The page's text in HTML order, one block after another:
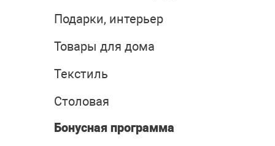
Подарки, интерьер
Товары для дома
Текстиль
Столовая
Бонусная программа